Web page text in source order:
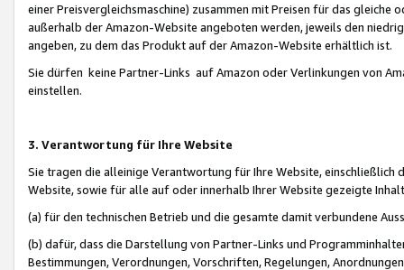
einer Preisvergleichsmaschine) zusammen mit Preisen für das
außerhalb der Amazon-Website angeboten werden, jeweils den
angeben, zu dem das Produkt auf der Amazon-Website erhältlich ist.
Sie dürfen keine Partner-Links auf Amazon oder Verlinkungen von
einstellen.
3. Verantwortung für Ihre Website
Sie tragen die alleinige Verantwortung für Ihre Website,
Website, sowie für alle auf oder innerhalb Ihrer Website gezeigte
(a) für den technischen Betrieb und die gesamte damit verbundene
(b) dafür, dass die Darstellung von Partner-Links und
Bestimmungen, Verordnungen, Vorschriften, Regelungen,